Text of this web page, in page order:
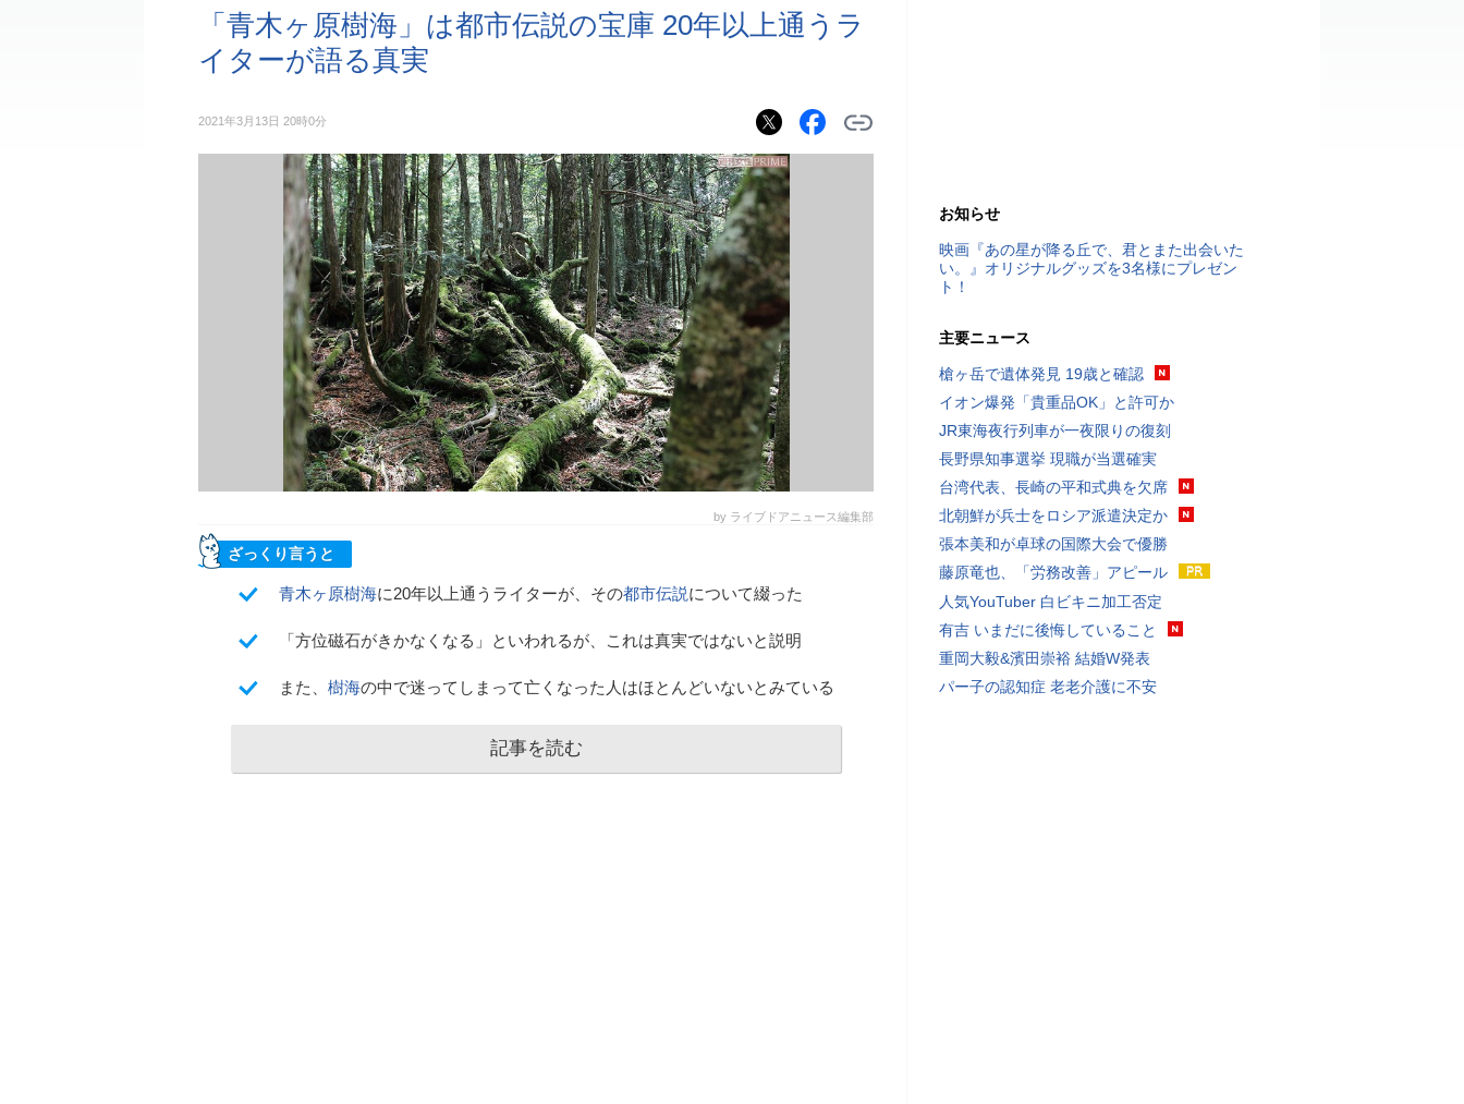
「青木ヶ原樹海」は都市伝説の宝庫 20年以上通うラ
イターが語る真実
2021年3月13日 20時0分
by ライブドアニュース編集部
ざっくり言うと
青木ヶ原樹海に20年以上通うライターが、その都市伝説について綴った
「方位磁石がきかなくなる」といわれるが、これは真実ではないと説明
また、 樹海の中で迷ってしまって亡くなった人はほとんどいないとみている
記事を読む
お知らせ
映画『あの星が降る丘で、君とまた出会いた
い。』オリジナルグッズを3名様にプレゼン
ト！
主要ニュース
槍ヶ岳で遺体発見 19歳と確認
イオン爆発「貴重品OK」と許可か
JR東海夜行列車が一夜限りの復刻
長野県知事選挙 現職が当選確実
台湾代表、長崎の平和式典を欠席
北朝鮮が兵士をロシア派遣決定か
張本美和が卓球の国際大会で優勝
藤原竜也、「労務改善」アピール
人気YouTuber 白ビキニ加工否定
有吉 いまだに後悔していること
重岡大毅&濱田崇裕 結婚W発表
パー子の認知症 老老介護に不安